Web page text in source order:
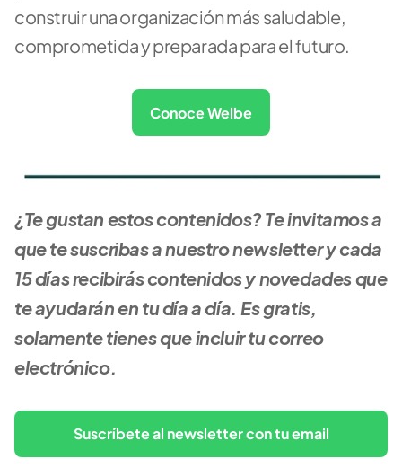
construir una organización más saludable,
comprometida y preparada para el futuro.
Conoce Welbe
¿Te gustan estos contenidos? Te invitamos a
que te suscribas a nuestro newsletter y cada
15 días recibirás contenidos y novedades que
te ayudarán en tu día a día. Es gratis,
solamente tienes que incluir tu correo
electrónico.
Suscríbete al newsletter con tu email